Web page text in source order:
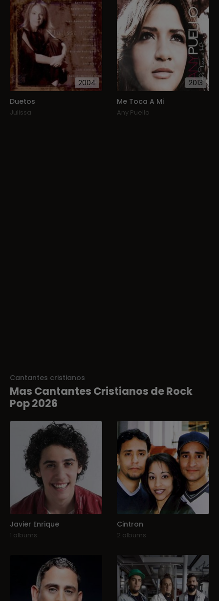
2004
Duetos
Julissa
2013
Me Toca A Mi
Any Puello
Cantantes cristianos
Mas Cantantes Cristianos de Rock
Pop 2026
Javier Enrique
1 albums
Cintron
2 albums